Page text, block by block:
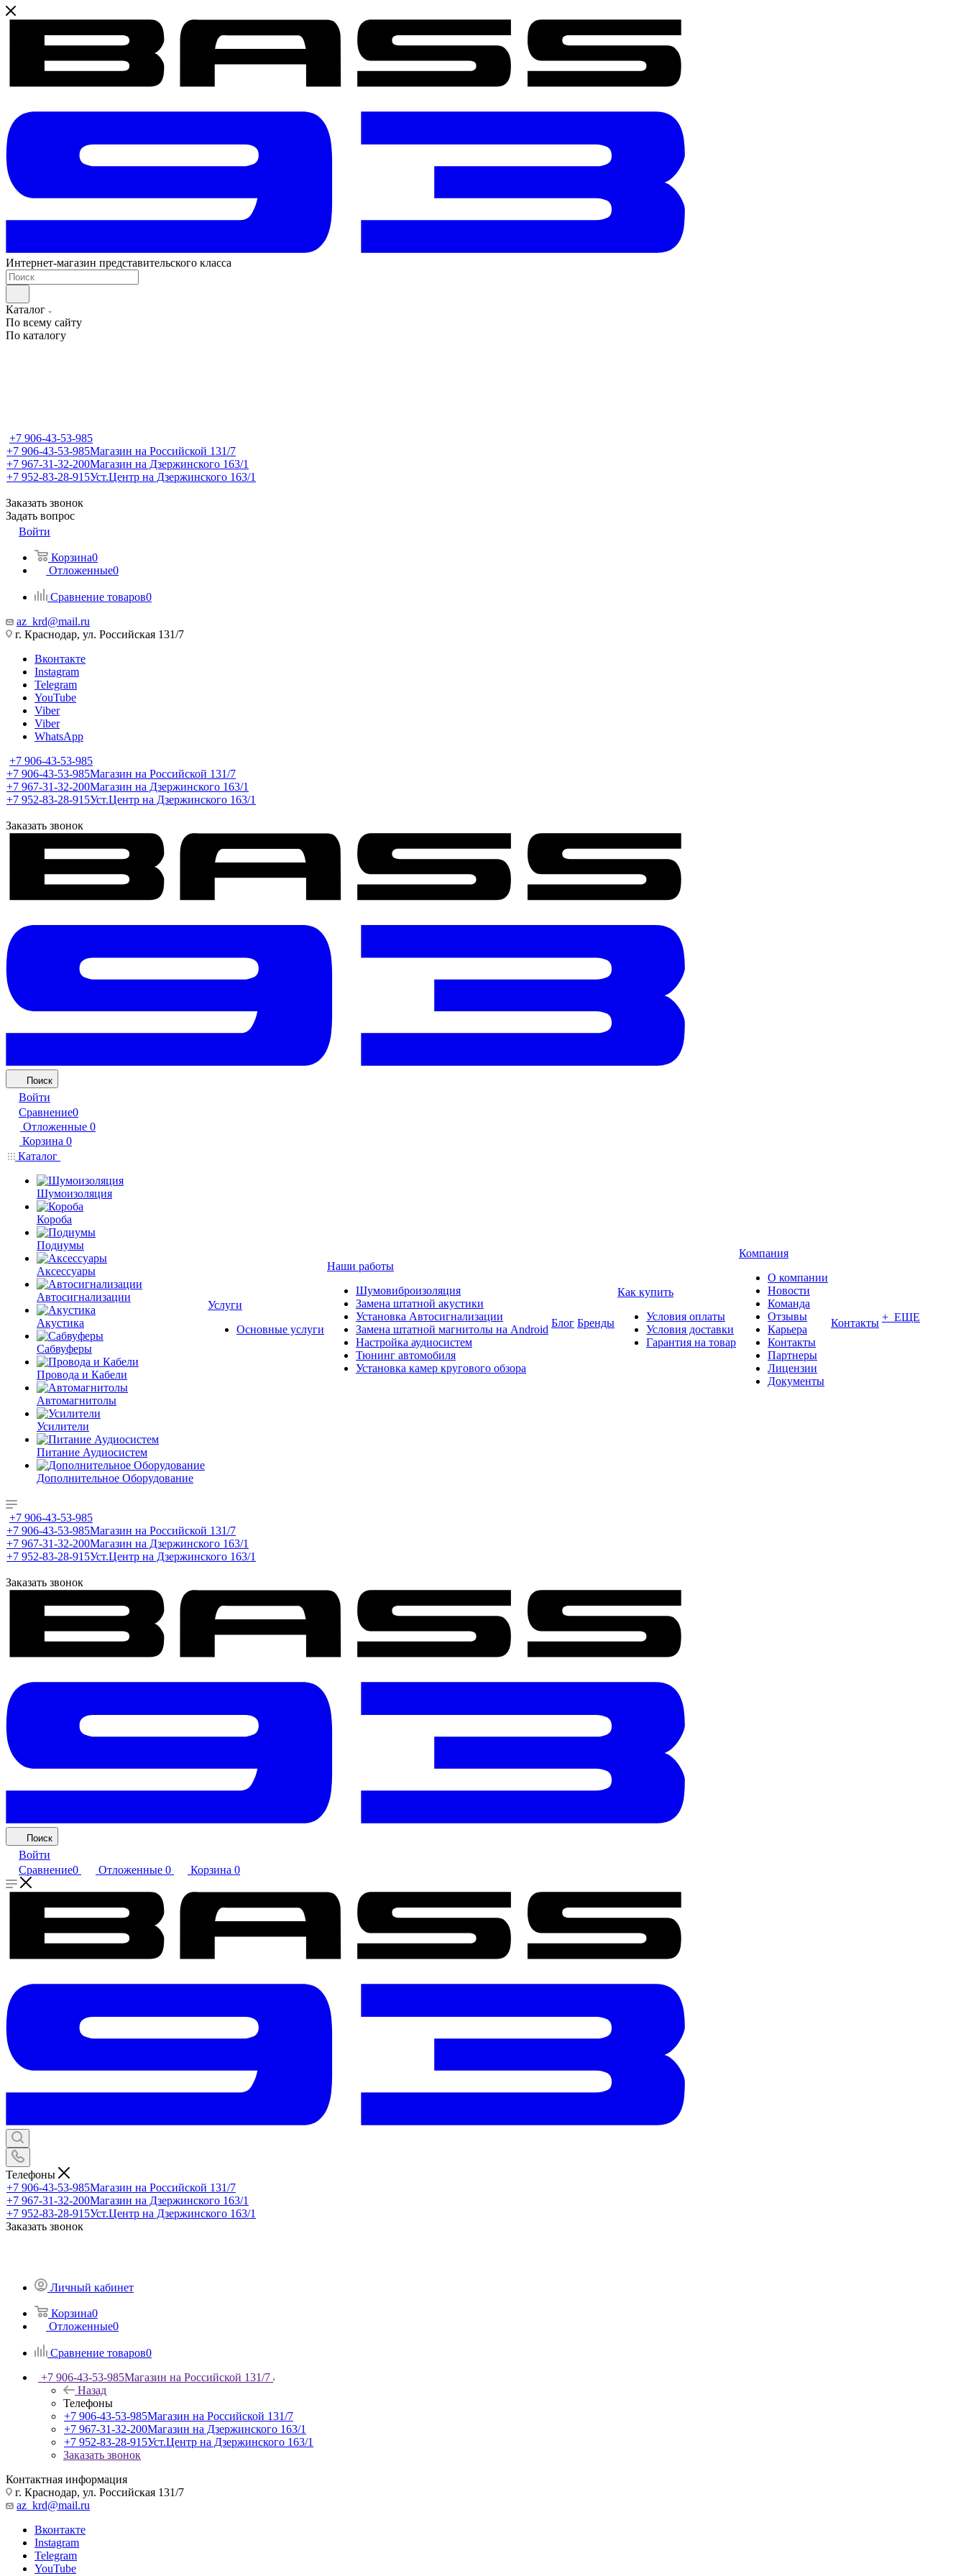
Интернет-магазин представительского класса
Каталог
По всему сайту
По каталогу
+7 906-43-53-985
+7 906-43-53-985Магазин на Российской 131/7
+7 967-31-32-200Магазин на Дзержинского 163/1
+7 952-83-28-915Уст.Центр на Дзержинского 163/1
Заказать звонок
Задать вопрос
Войти
Корзина0
Отложенные0
Сравнение товаров0
az_krd@mail.ru
г. Краснодар, ул. Российская 131/7
Вконтакте
Instagram
Telegram
YouTube
Viber
Viber
WhatsApp
+7 906-43-53-985
+7 906-43-53-985Магазин на Российской 131/7
+7 967-31-32-200Магазин на Дзержинского 163/1
+7 952-83-28-915Уст.Центр на Дзержинского 163/1
Заказать звонок
Поиск
Войти
Сравнение0
Отложенные 0
Корзина 0
Каталог
Шумоизоляция
Короба
Подиумы
Аксессуары
Автосигнализации
Акустика
Сабвуферы
Провода и Кабели
Автомагнитолы
Усилители
Питание Аудиосистем
Дополнительное Оборудование
Услуги
Основные услуги
Наши работы
Шумовиброизоляция
Замена штатной акустики
Установка Автосигнализации
Замена штатной магнитолы на Android
Настройка аудиосистем
Тюнинг автомобиля
Установка камер кругового обзора
Блог Бренды
Как купить
Условия оплаты
Условия доставки
Гарантия на товар
Компания
О компании
Новости
Команда
Отзывы
Карьера
Контакты
Партнеры
Лицензии
Документы
Контакты + ЕЩЕ
+7 906-43-53-985
+7 906-43-53-985Магазин на Российской 131/7
+7 967-31-32-200Магазин на Дзержинского 163/1
+7 952-83-28-915Уст.Центр на Дзержинского 163/1
Заказать звонок
Поиск
Войти
Сравнение0 Отложенные 0 Корзина 0
Телефоны
+7 906-43-53-985Магазин на Российской 131/7
+7 967-31-32-200Магазин на Дзержинского 163/1
+7 952-83-28-915Уст.Центр на Дзержинского 163/1
Заказать звонок
Личный кабинет
Корзина0
Отложенные0
Сравнение товаров0
+7 906-43-53-985Магазин на Российской 131/7
Назад
Телефоны
+7 906-43-53-985Магазин на Российской 131/7
+7 967-31-32-200Магазин на Дзержинского 163/1
+7 952-83-28-915Уст.Центр на Дзержинского 163/1
Заказать звонок
Контактная информация
г. Краснодар, ул. Российская 131/7
az_krd@mail.ru
Вконтакте
Instagram
Telegram
YouTube